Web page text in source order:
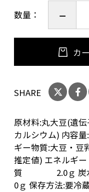
数量：
カ
SHARE
原材料:丸大豆(遺
カルシウム) 内容
ギー物質:大豆・豆
推定値) エネルギ
質 2.0ｇ 炭水
0ｇ 保存方法:要冷